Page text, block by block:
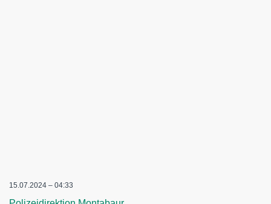
15.07.2024 – 04:33